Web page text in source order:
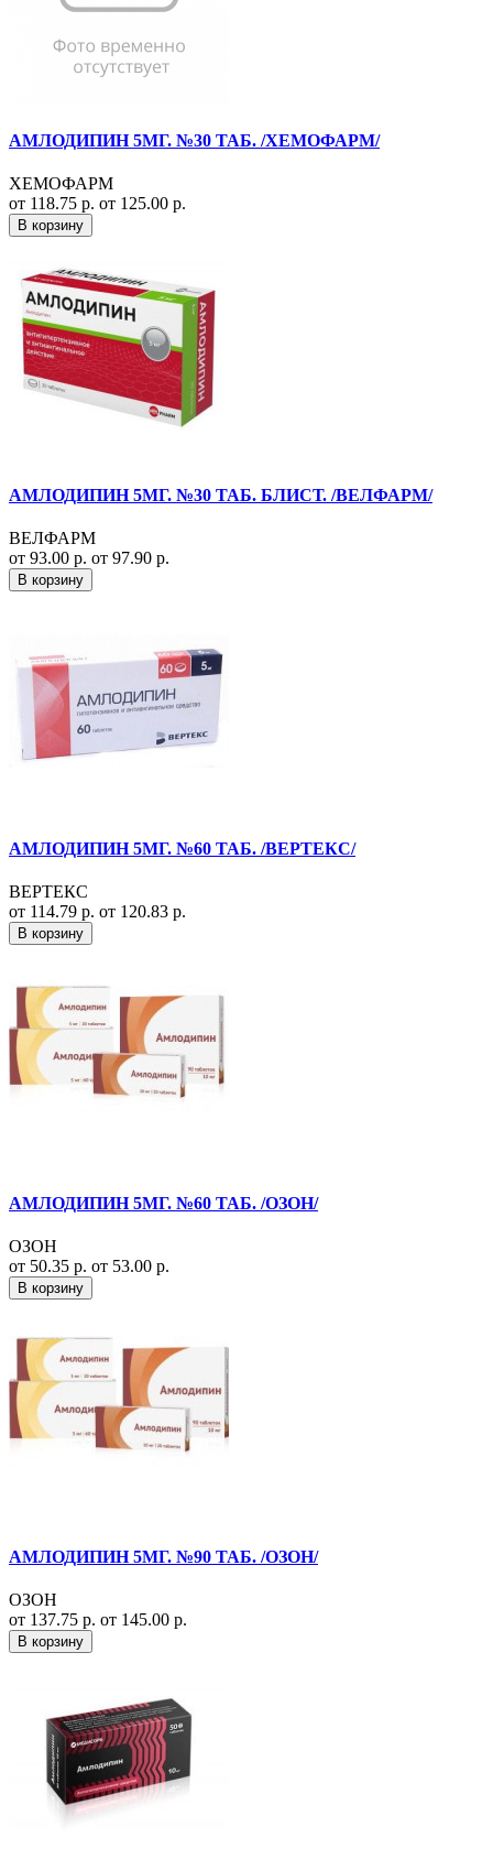
АМЛОДИПИН 5МГ. №30 ТАБ. /ХЕМОФАРМ/
ХЕМОФАРМ
от 118.75 р. от 125.00 р.
В корзину
АМЛОДИПИН 5МГ. №30 ТАБ. БЛИСТ. /ВЕЛФАРМ/
ВЕЛФАРМ
от 93.00 р. от 97.90 р.
В корзину
АМЛОДИПИН 5МГ. №60 ТАБ. /ВЕРТЕКС/
ВЕРТЕКС
от 114.79 р. от 120.83 р.
В корзину
АМЛОДИПИН 5МГ. №60 ТАБ. /ОЗОН/
ОЗОН
от 50.35 р. от 53.00 р.
В корзину
АМЛОДИПИН 5МГ. №90 ТАБ. /ОЗОН/
ОЗОН
от 137.75 р. от 145.00 р.
В корзину